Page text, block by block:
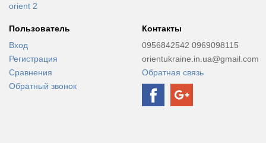
orient 2
Пользователь
Вход
Регистрация
Сравнения
Обратный звонок
Контакты
0956842542 0969098115
orientukraine.in.ua@gmail.com
Обратная связь